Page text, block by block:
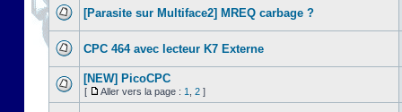
[Parasite sur Multiface2] MREQ carbage ?
CPC 464 avec lecteur K7 Externe
[NEW] PicoCPC
[ Aller vers la page : 1 2 ]